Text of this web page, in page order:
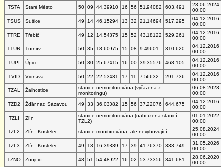
TSTA
Staré Město 50 09 44.39910 16 56 51.94082 603.491
23.06.2024
00:00
TSUS
Sušice 49 14 46.15294 13 32 21.14694 517.295
04.12.2016
00:00
TTRE
Třebíč 49 12 14.54875 15 52 43.18122 529.261
04.12.2016
00:00
TTUR
Turnov 50 35 18.60975 15 08 9.49601 310.620
04.12.2016
00:00
TUPI
Úpice 50 30 25.67415 16 00 39.35576 468.105
04.12.2016
00:00
TVID
Vidnava 50 22 22.53431 17 11 7.56632 291.736
04.12.2016
00:00
TZAL
Žalhostice
stanice nemonitorována (vyřazena z
monitoringu)
06.08.2023
00:00
TZD2
Žďár nad Sázavou 49 33 36.03082 15 56 37.22076 644.675
04.12.2016
00:00
TZLI
Zlín
stanice nemonitorována (nahrazena stanicí
TZL2)
01.01.2022
00:00
TZL2
Zlín - Kostelec stanice monitorována, ale nevyhovující
25.08.2024
00:00
TZL3
Zlín - Kostelec 49 13 16.39339 17 39 41.76370 333.749
31.05.2026
00:00
TZNO
Znojmo 48 51 54.48922 16 02 53.73356 341.681
28.06.2020
00:00